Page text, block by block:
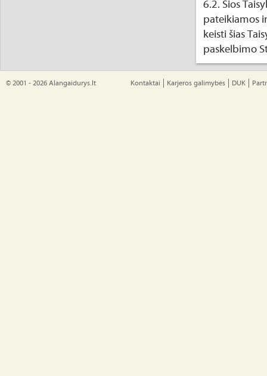
6.2. Šios
pateikiamos
keisti šias
paskelbimo
© 2001 - 2026 Alangaidurys.lt Kontaktai Karjeros galimybės DUK